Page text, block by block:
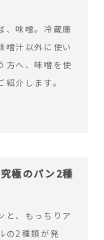
、味噌。冷蔵庫
噌汁以外に使い
方へ、味噌を使
介します。
極のパン2種
と、もっちりア
の2種類が発